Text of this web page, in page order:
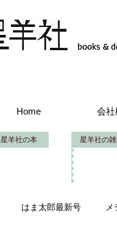
books &
Home 会
星羊社の本 星羊社の
はま太郎最新号